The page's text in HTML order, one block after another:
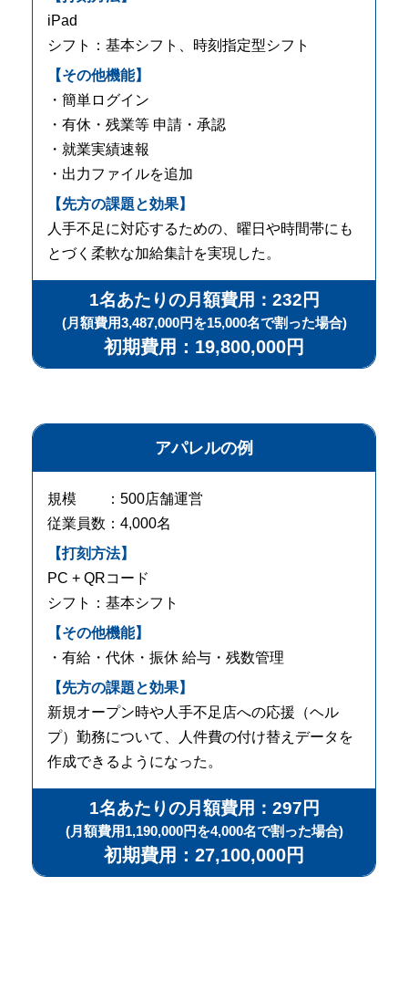
iPad
シフト：基本シフト、時刻指定型シフト
【その他機能】
・簡単ログイン
・有休・残業等 申請・承認
・就業実績速報
・出力ファイルを追加
【先方の課題と効果】
人手不足に対応するための、曜日や時間帯にも
とづく柔軟な加給集計を実現した。
1名あたりの月額費用：232円
(月額費用3,487,000円を15,000名で割った場合)
初期費用：19,800,000円
アパレルの例
規模 ：500店舗運営
従業員数：4,000名
【打刻方法】
PC + QRコード
シフト：基本シフト
【その他機能】
・有給・代休・振休 給与・残数管理
【先方の課題と効果】
新規オープン時や人手不足店への応援（ヘル
プ）勤務について、人件費の付け替えデータを
作成できるようになった。
1名あたりの月額費用：297円
(月額費用1,190,000円を4,000名で割った場合)
初期費用：27,100,000円